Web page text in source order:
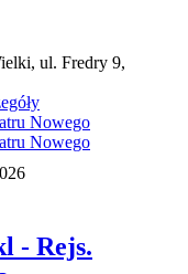
ul. Fredry 9,
- Rejs.